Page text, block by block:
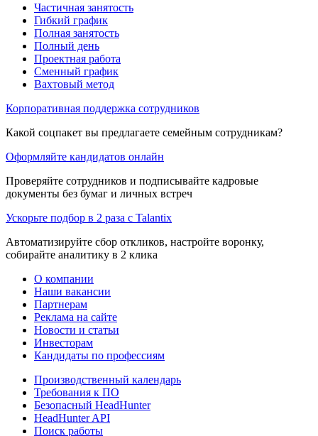
Частичная занятость
Гибкий график
Полная занятость
Полный день
Проектная работа
Сменный график
Вахтовый метод
Корпоративная поддержка сотрудников
Какой соцпакет вы предлагаете семейным сотрудникам?
Оформляйте кандидатов онлайн
Проверяйте сотрудников и подписывайте кадровые
документы без бумаг и личных встреч
Ускорьте подбор в 2 раза с Talantix
Автоматизируйте сбор откликов, настройте воронку,
собирайте аналитику в 2 клика
О компании
Наши вакансии
Партнерам
Реклама на сайте
Новости и статьи
Инвесторам
Кандидаты по профессиям
Производственный календарь
Требования к ПО
Безопасный HeadHunter
HeadHunter API
Поиск работы